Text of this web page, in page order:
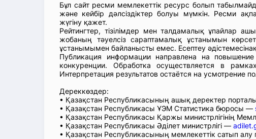
Бұл сайт ресми мемлекеттік ресурс болып
және кейбір дәлсіздіктер болуы мүмкін. Ресми
жүгіну қажет.
Рейтингтер, тізілімдер мен талдамалық ұпайлар
жобаның тәуелсіз сараптамалық ұстанымын
ұстанымымен байланысты емес. Есептеу
Публикация информации направлена на
конкуренции. Обработка осуществляется в
Интерпретация результатов остаётся на усмотрение
Дереккөздер:
• Қазақстан Республикасының ашық деректер
• Қазақстан Республикасы ҰЭМ Статистика бюросы —
• Қазақстан Республикасы Қаржы министрлігінің
• Қазақстан Республикасы Әділет министрлігі —
• Қазақстан Республикасының мемлекеттік сатып